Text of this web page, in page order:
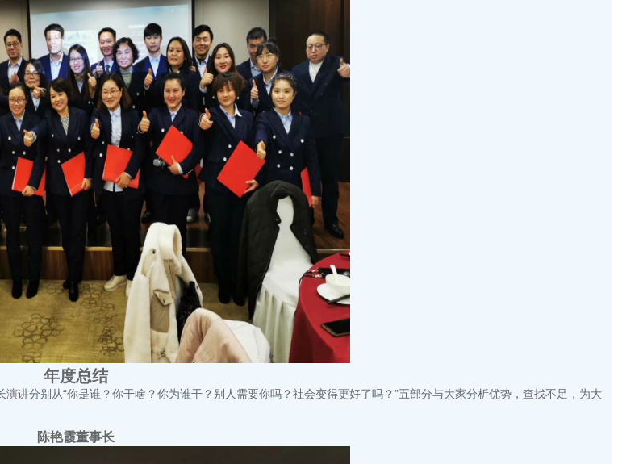
年度总结
讲分别从“你是谁？你干啥？你为谁干？别人需要你吗？社会变得更好了吗？”五部分与大家分析优势，查找不足，为大
陈艳霞董事长